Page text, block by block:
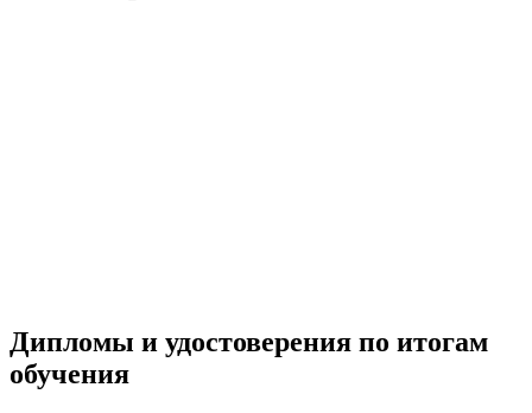
Дипломы и удостоверения по итогам
обучения